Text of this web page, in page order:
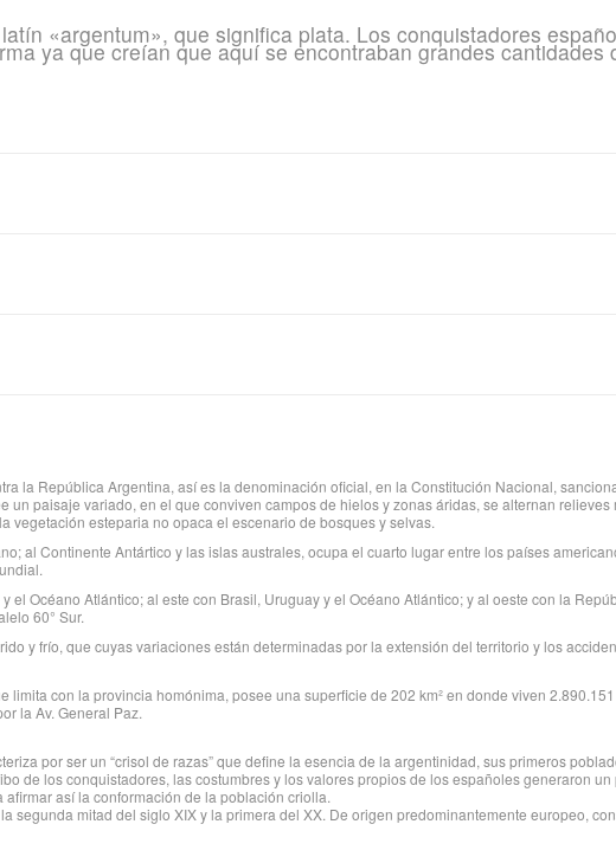
«argentum», que significa plata. Los conquistadores
ya que creían que aquí se encontraban grandes cantidades
la República Argentina, así es la denominación oficial, en la Constitución Nacional,
un paisaje variado, en el que conviven campos de hielos y zonas áridas, se alternan
vegetación esteparia no opaca el escenario de bosques y selvas.
al Continente Antártico y las islas australes, ocupa el cuarto lugar entre los países
el Océano Atlántico; al este con Brasil, Uruguay y el Océano Atlántico; y al oeste con la
60° Sur.
y frío, que cuyas variaciones están determinadas por la extensión del territorio y los
con la provincia homónima, posee una superficie de 202 km² en donde viven
la Av. General Paz.
por ser un “crisol de razas” que define la esencia de la argentinidad, sus primeros
de los conquistadores, las costumbres y los valores propios de los españoles generaron
así la conformación de la población criolla.
segunda mitad del siglo XIX y la primera del XX. De origen predominantemente europeo,